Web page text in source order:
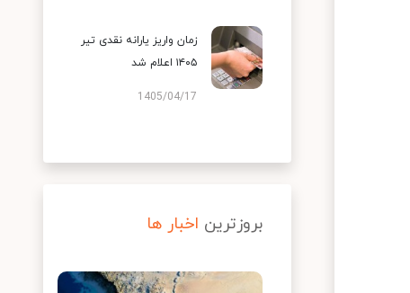
زمان واریز یارانه نقدی تیر
۱۴۰۵ اعلام شد
1405/04/17
بروزترین اخبار ها